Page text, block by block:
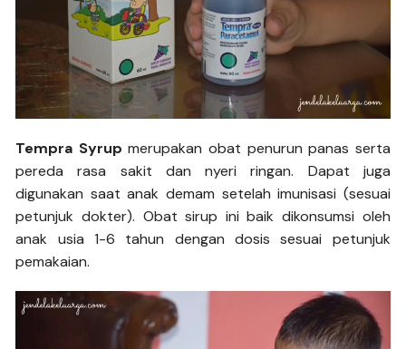
Tempra Syrup merupakan obat penurun panas serta
pereda rasa sakit dan nyeri ringan. Dapat juga
digunakan saat anak demam setelah imunisasi (sesuai
petunjuk dokter). Obat sirup ini baik dikonsumsi oleh
anak usia 1-6 tahun dengan dosis sesuai petunjuk
pemakaian.